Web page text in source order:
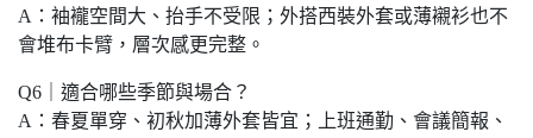
A：袖襱空間大、抬手不受限；外搭西裝外套或薄襯衫也不
會堆布卡臂，層次感更完整。
Q6｜適合哪些季節與場合？
A：春夏單穿、初秋加薄外套皆宜；上班通勤、會議簡報、